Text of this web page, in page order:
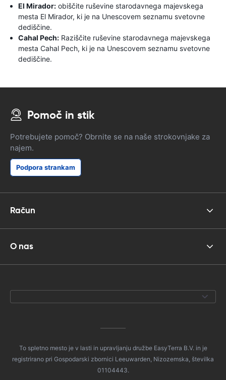
El Mirador: obiščite ruševine starodavnega majevskega
mesta El Mirador, ki je na Unescovem seznamu svetovne
dediščine.
Cahal Pech: Raziščite ruševine starodavnega majevskega
mesta Cahal Pech, ki je na Unescovem seznamu svetovne
dediščine.
Pomoč in stik
Potrebujete pomoč? Obrnite se na naše strokovnjake za
najem.
Podpora strankam
Račun
O nas
To spletno mesto je v lasti in upravljanju družbe EasyTerra B.V. in je
registrirano pri Gospodarski zbornici Leeuwarden, Nizozemska, številka
01104443.